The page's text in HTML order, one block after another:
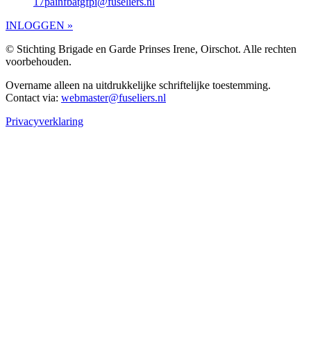
INLOGGEN »
© Stichting Brigade en Garde Prinses Irene, Oirschot. Alle rechten
voorbehouden.
Overname alleen na uitdrukkelijke schriftelijke toestemming.
Contact via: webmaster@fuseliers.nl
Privacyverklaring